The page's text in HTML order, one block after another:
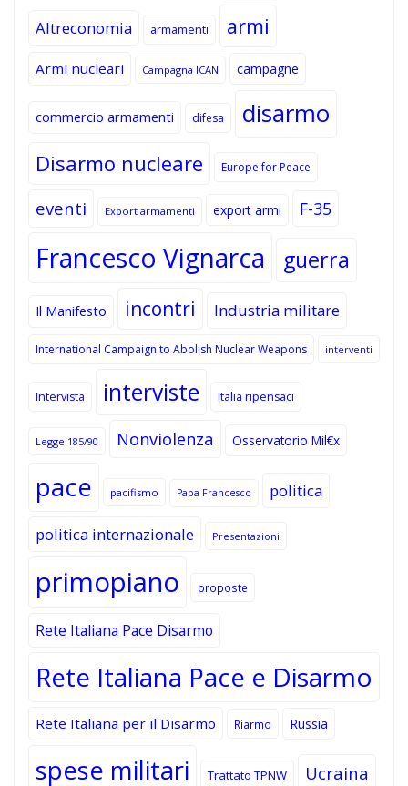
Altreconomia armamenti armi
Armi nucleari Campagna ICAN campagne
commercio armamenti difesa disarmo
Disarmo nucleare Europe for Peace
eventi Export armamenti export armi F-35
Francesco Vignarca guerra
Il Manifesto incontri Industria militare
International Campaign to Abolish Nuclear Weapons interventi
Intervista interviste Italia ripensaci
Legge 185/90 Nonviolenza Osservatorio Mil€x
pace pacifismo Papa Francesco politica
politica internazionale Presentazioni
primopiano proposte
Rete Italiana Pace Disarmo
Rete Italiana Pace e Disarmo
Rete Italiana per il Disarmo Riarmo Russia
spese militari Trattato TPNW Ucraina